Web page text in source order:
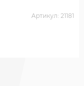
Артикул: 21181